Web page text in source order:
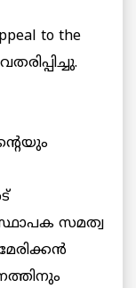
to the
സമത്വ